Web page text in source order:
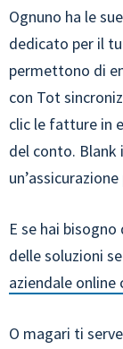
Ognuno ha le
dedicato per il
permettono di
con Tot
clic le fatture in
del conto. Blank
E se hai
delle soluzioni
aziendale
O magari ti